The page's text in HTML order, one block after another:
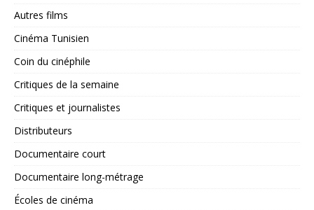
Autres films
Cinéma Tunisien
Coin du cinéphile
Critiques de la semaine
Critiques et journalistes
Distributeurs
Documentaire court
Documentaire long-métrage
Écoles de cinéma